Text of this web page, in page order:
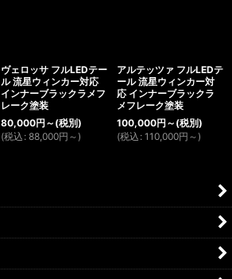
ヴェロッサ フルLEDテー
ル 流星ウィンカー対応
インナーブラックラメフ
レーク塗装
80,000円 ～ (税別)
(税込 : 88,000円 ～)
アルテッツァ フルLEDテ
ール 流星ウィンカー対
応 インナーブラックラ
メフレーク塗装
100,000円 ～ (税別)
(税込 : 110,000円 ～)